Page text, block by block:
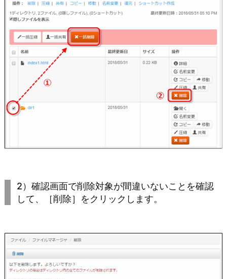
2）確認画面で削除対象が間違いないことを確認
して、［削除］をクリックします。